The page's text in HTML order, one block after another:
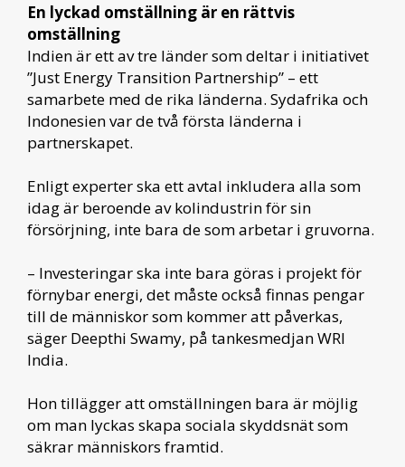
En lyckad omställning är en rättvis
omställning
Indien är ett av tre länder som deltar i initiativet
”Just Energy Transition Partnership” – ett
samarbete med de rika länderna. Sydafrika och
Indonesien var de två första länderna i
partnerskapet.
Enligt experter ska ett avtal inkludera alla som
idag är beroende av kolindustrin för sin
försörjning, inte bara de som arbetar i gruvorna.
– Investeringar ska inte bara göras i projekt för
förnybar energi, det måste också finnas pengar
till de människor som kommer att påverkas,
säger Deepthi Swamy, på tankesmedjan WRI
India.
Hon tillägger att omställningen bara är möjlig
om man lyckas skapa sociala skyddsnät som
säkrar människors framtid.